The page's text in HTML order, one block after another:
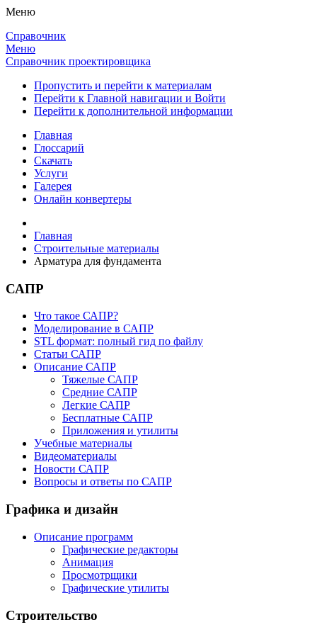
Меню
Справочник
Меню
Справочник проектировщика
Пропустить и перейти к материалам
Перейти к Главной навигации и Войти
Перейти к дополнительной информации
Главная
Глоссарий
Скачать
Услуги
Галерея
Онлайн конвертеры
Главная
Строительные материалы
Арматура для фундамента
САПР
Что такое САПР?
Моделирование в САПР
STL формат: полный гид по файлу
Статьи САПР
Описание САПР
Тяжелые САПР
Средние САПР
Легкие САПР
Бесплатные САПР
Приложения и утилиты
Учебные материалы
Видеоматериалы
Новости САПР
Вопросы и ответы по САПР
Графика и дизайн
Описание программ
Графические редакторы
Анимация
Просмотрщики
Графические утилиты
Строительство